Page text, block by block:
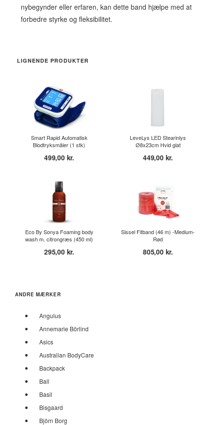
nybegynder eller erfaren, kan dette band hjælpe med at
forbedre styrke og fleksibilitet.
LIGNENDE PRODUKTER
Smart Rapid Automatisk
Blodtryksmåler (1 stk)
499,00 kr.
LeveLys LED Stearinlys
Ø8x23cm Hvid glat
449,00 kr.
Eco By Sonya Foaming body
wash m. citrongræs (450 ml)
295,00 kr.
Sissel Fitband (46 m) -Medium-
Rød
805,00 kr.
ANDRE MÆRKER
Angulus
Annemarie Börlind
Asics
Australian BodyCare
Backpack
Ball
Basil
Bisgaard
Björn Borg